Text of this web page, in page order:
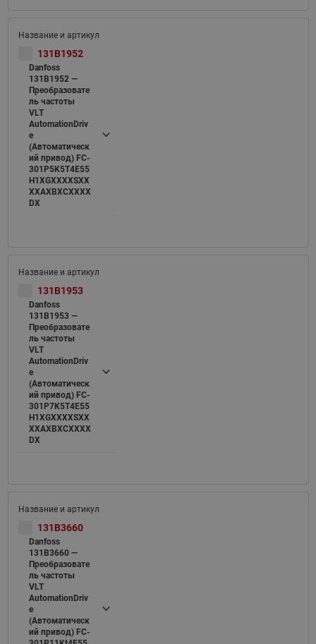
131B1952
Danfoss
131B1952 —
Преобразовате
ль частоты
VLT
AutomationDriv
e
(Автоматическ
ий привод) FC-
301P5K5T4E55
H1XGXXXXSXX
XXAXBXCXXXX
DX
131B1953
Danfoss
131B1953 —
Преобразовате
ль частоты
VLT
AutomationDriv
e
(Автоматическ
ий привод) FC-
301P7K5T4E55
H1XGXXXXSXX
XXAXBXCXXXX
DX
131B3660
Danfoss
131B3660 —
Преобразовате
ль частоты
VLT
AutomationDriv
e
(Автоматическ
ий привод) FC-